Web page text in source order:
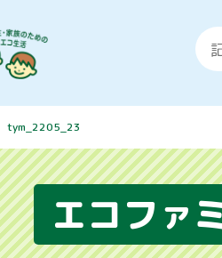
tym_2205_23
エコファ